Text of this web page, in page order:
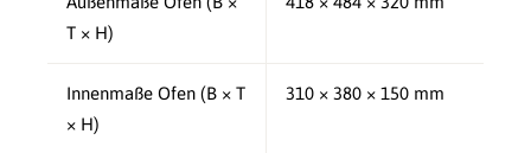
T × H)
Innenmaße Ofen (B × T
× H)
310 × 380 × 150 mm